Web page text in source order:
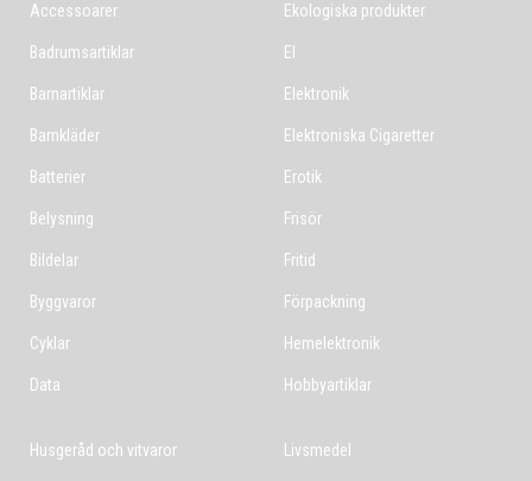
Accessoarer
Badrumsartiklar
Barnartiklar
Barnkläder
Batterier
Belysning
Bildelar
Byggvaror
Cyklar
Data
Ekologiska produkter
El
Elektronik
Elektroniska Cigaretter
Erotik
Frisör
Fritid
Förpackning
Hemelektronik
Hobbyartiklar
Husgeråd och vitvaror Livsmedel